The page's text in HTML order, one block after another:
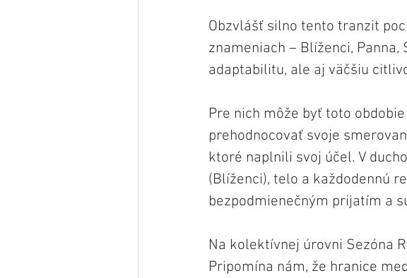
Obzvlášť silno tento tranzit
znameniach – Blíženci,
adaptabilitu, ale aj väčšiu
Pre nich môže byť toto obdobie
prehodnocovať svoje
ktoré naplnili svoj účel. V
(Blíženci), telo a každodennú
bezpodmienečným prijatím a
Na kolektívnej úrovni Sezóna
Pripomína nám, že hranice